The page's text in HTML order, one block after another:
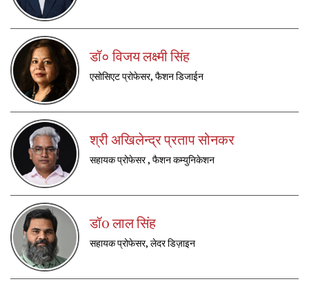
डॉ० विजय लक्ष्मी सिंह
एसोसिएट प्रोफेसर, फैशन डिजाईन
श्री अखिलेन्द्र प्रताप सोनकर
सहायक प्रोफेसर , फैशन कम्युनिकेशन
डॉ0 लाल सिंह
सहायक प्रोफेसर, लेदर डिज़ाइन